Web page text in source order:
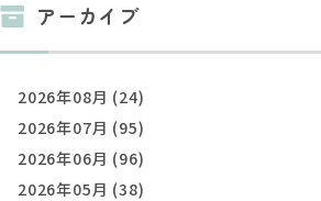
アーカイブ
2026年08月 (24)
2026年07月 (95)
2026年06月 (96)
2026年05月 (38)